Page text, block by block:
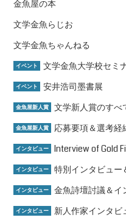
金魚屋の本
文学金魚らじお
文学金魚ちゃんねる
イベント 文学金魚大学校セミ
イベント 安井浩司墨書展
金魚屋新人賞 文学新人賞のす
金魚屋新人賞 応募要項＆選考経
インタビュー Interview of Gold
インタビュー 特別インタビュー
インタビュー 金魚詩壇討議＆イ
インタビュー 新人作家インタビ